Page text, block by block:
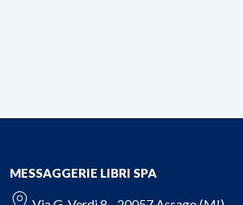
MESSAGGERIE LIBRI SPA